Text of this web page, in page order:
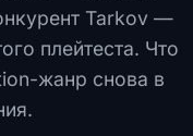
Tarkov —
плейтеста. Что
жанр снова в